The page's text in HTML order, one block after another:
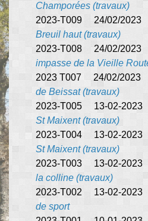
Champorées (travaux)
2023-T009 24/02/2023
Breuil haut (travaux)
2023-T008 24/02/2023
impasse de la Vieille
2023 T007 24/02/2023
de Beissat (travaux)
2023-T005 13-02-
St Maixent (travaux)
2023-T004 13-02-
St Maixent (travaux)
2023-T003 13-02-
la colline (travaux)
2023-T002 13-02-
de sport